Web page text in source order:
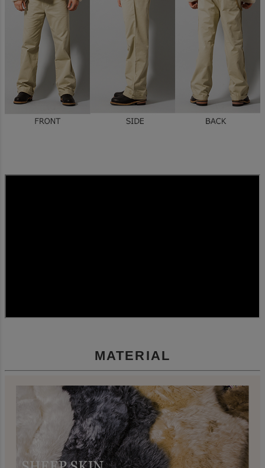
MATERIAL